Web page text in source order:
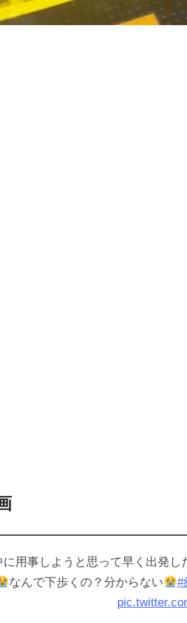
に用事しようと思って早く出発
なんで下歩くの？分からない #